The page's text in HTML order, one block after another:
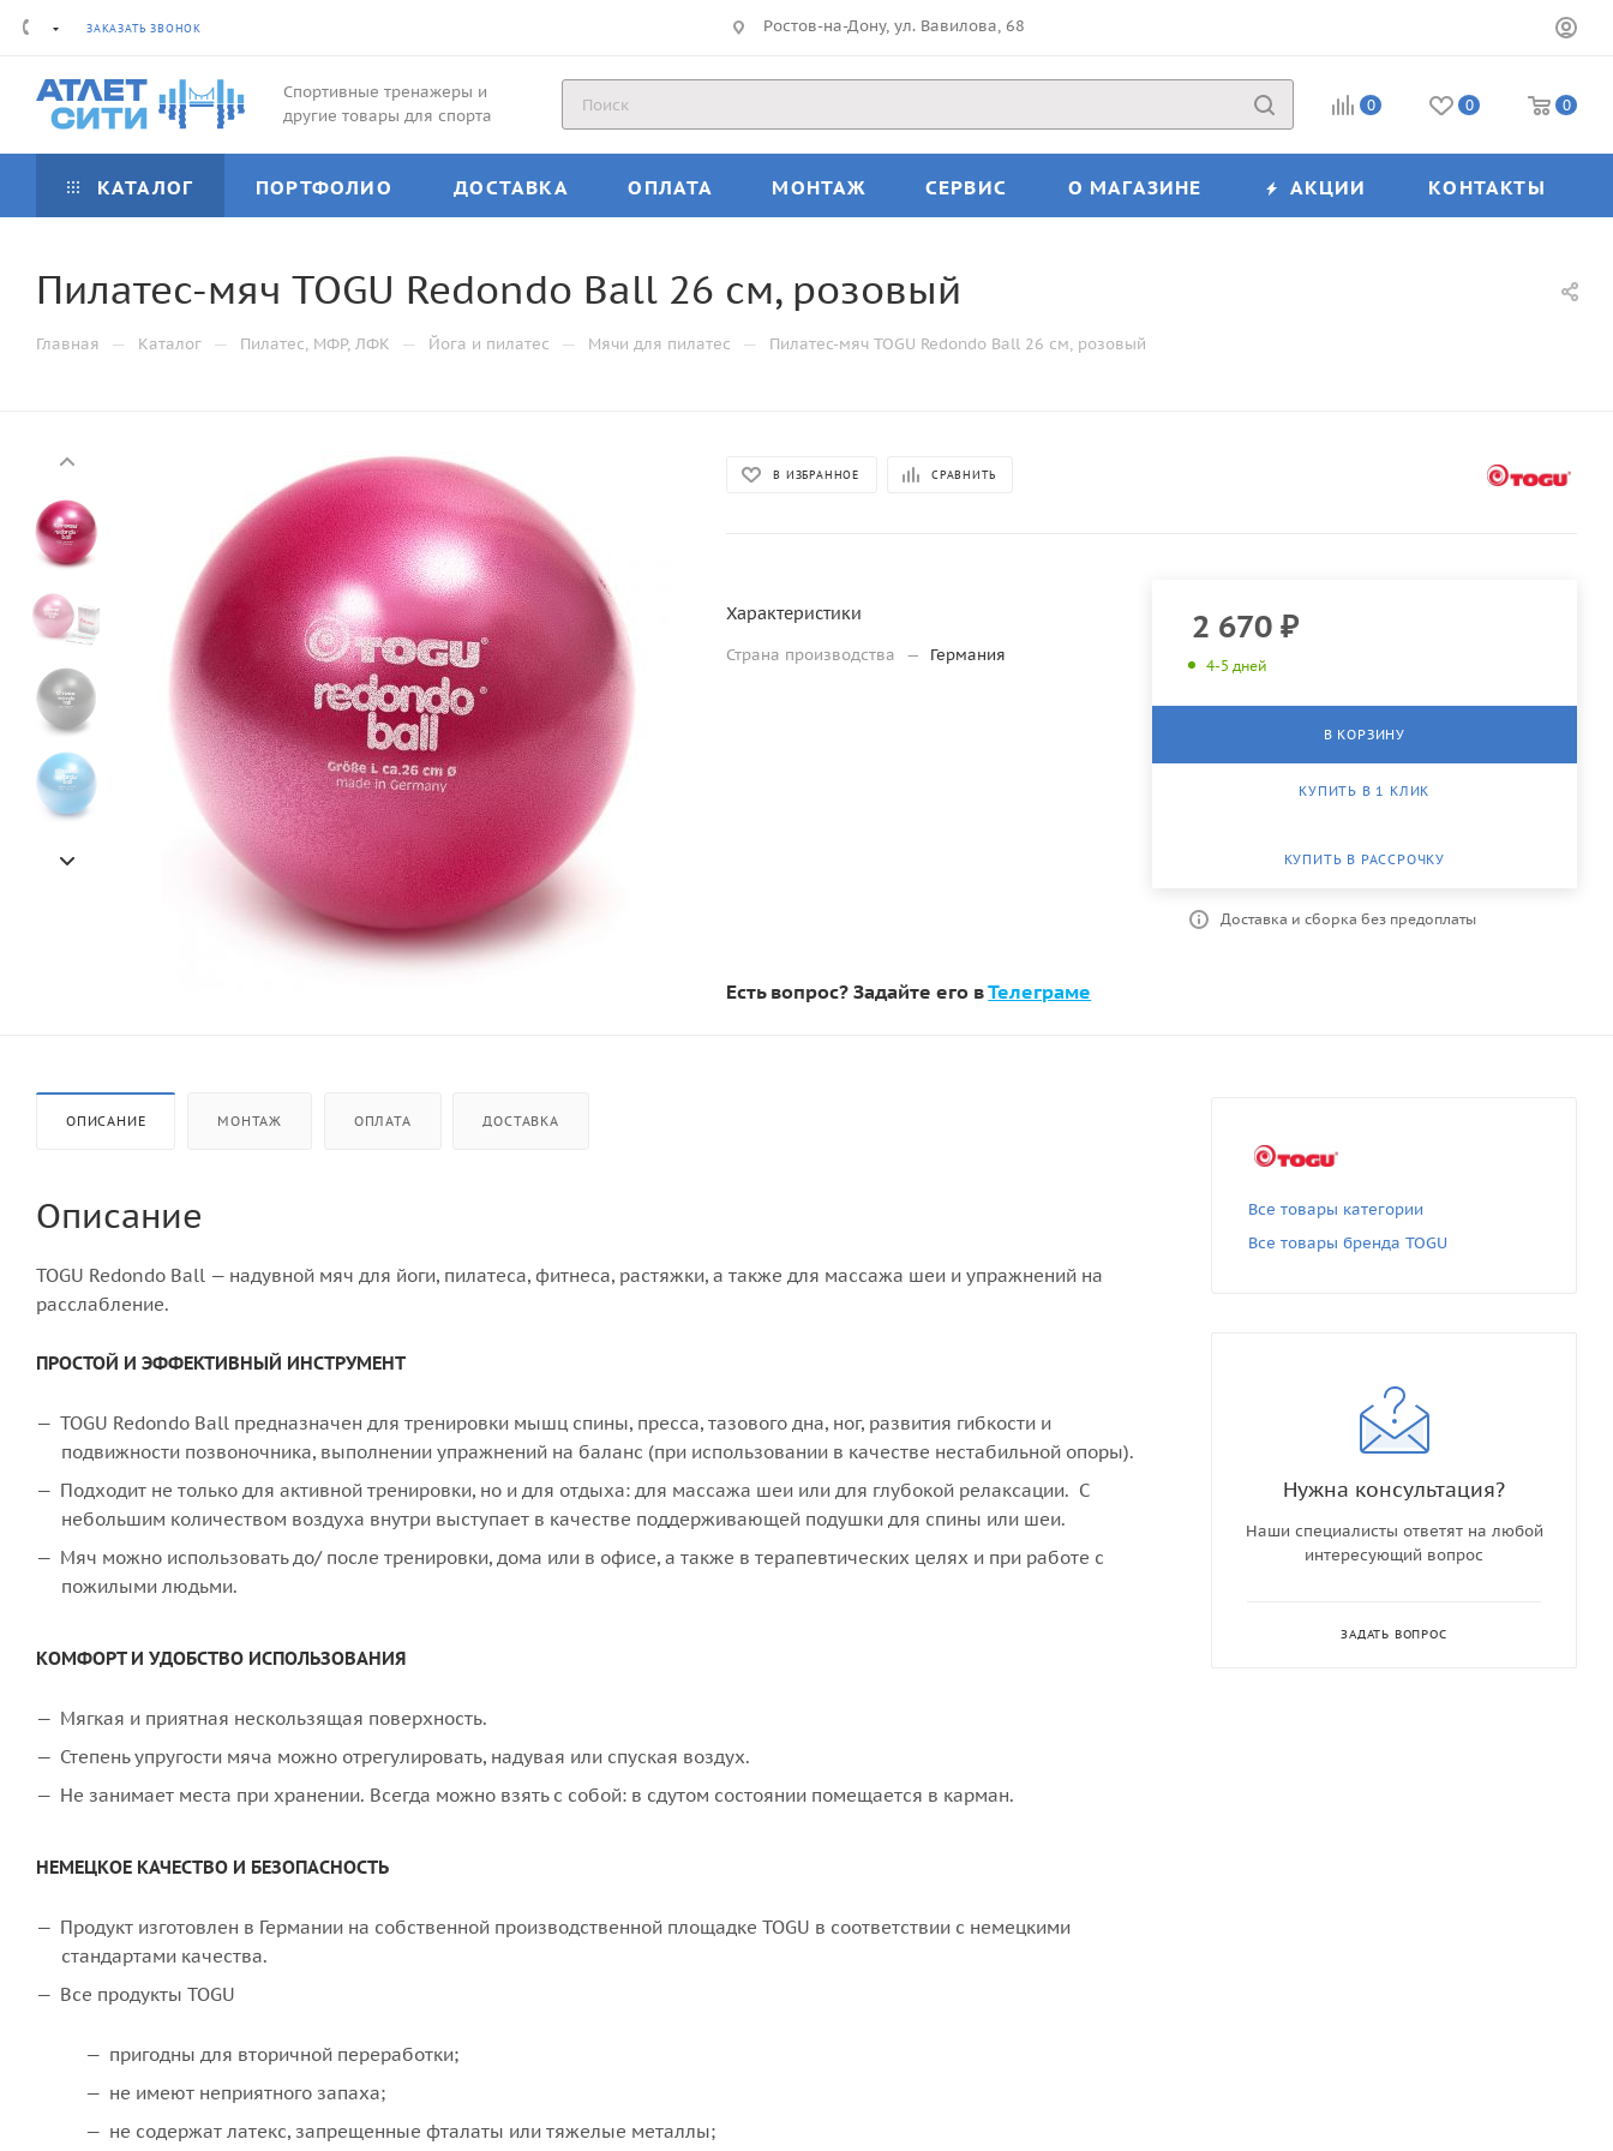
ЗАКАЗАТЬ ЗВОНОК Ростов-на-Дону, ул. Вавилова, 68
Спортивные тренажеры и
другие товары для спорта
0 0 0
КАТАЛОГ ПОРТФОЛИО ДОСТАВКА ОПЛАТА МОНТАЖ СЕРВИС О МАГАЗИНЕ АКЦИИ КОНТАКТЫ
Пилатес-мяч TOGU Redondo Ball 26 см, розовый
Главная — Каталог — Пилатес, МФР, ЛФК — Йога и пилатес — Мячи для пилатес — Пилатес-мяч TOGU Redondo Ball 26 см, розовый
В ИЗБРАННОЕ СРАВНИТЬ
Характеристики
Страна производства — Германия
2 670₽
4-5 дней
В КОРЗИНУ
КУПИТЬ В 1 КЛИК
КУПИТЬ В РАССРОЧКУ
Доставка и сборка без предоплаты
Есть вопрос? Задайте его вТелеграме
ОПИСАНИЕ МОНТАЖ ОПЛАТА ДОСТАВКА
Описание
TOGU Redondo Ball — надувной мяч для йоги, пилатеса, фитнеса, растяжки, а также для массажа шеи и упражнений на
расслабление.
ПРОСТОЙ И ЭФФЕКТИВНЫЙ ИНСТРУМЕНТ
TOGU Redondo Ball предназначен для тренировки мышц спины, пресса, тазового дна, ног, развития гибкости и
подвижности позвоночника, выполнении упражнений на баланс (при использовании в качестве нестабильной опоры).
Подходит не только для активной тренировки, но и для отдыха: для массажа шеи или для глубокой релаксации. С
небольшим количеством воздуха внутри выступает в качестве поддерживающей подушки для спины или шеи.
Мяч можно использовать до/ после тренировки, дома или в офисе, а также в терапевтических целях и при работе с
пожилыми людьми.
КОМФОРТ И УДОБСТВО ИСПОЛЬЗОВАНИЯ
Мягкая и приятная нескользящая поверхность.
Степень упругости мяча можно отрегулировать, надувая или спуская воздух.
Не занимает места при хранении. Всегда можно взять с собой: в сдутом состоянии помещается в карман.
НЕМЕЦКОЕ КАЧЕСТВО И БЕЗОПАСНОСТЬ
Продукт изготовлен в Германии на собственной производственной площадке TOGU в соответствии с немецкими
стандартами качества.
Все продукты TOGU
пригодны для вторичной переработки;
не имеют неприятного запаха;
не содержат латекс, запрещенные фталаты или тяжелые металлы;
Все товары категории
Все товары бренда TOGU
Нужна консультация?
Наши специалисты ответят на любой
интересующий вопрос
ЗАДАТЬ ВОПРОС